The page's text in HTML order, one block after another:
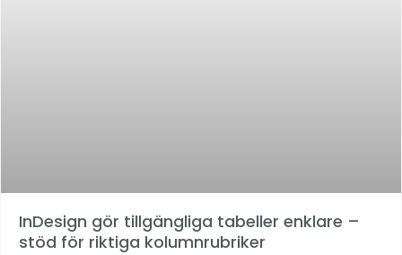
InDesign gör tillgängliga tabeller enklare –
stöd för riktiga kolumnrubriker